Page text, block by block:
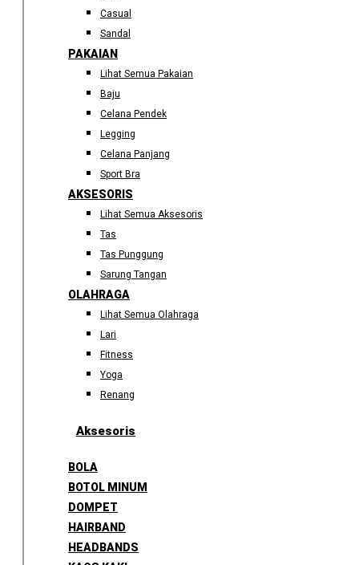
Casual
Sandal
PAKAIAN
Lihat Semua Pakaian
Baju
Celana Pendek
Legging
Celana Panjang
Sport Bra
AKSESORIS
Lihat Semua Aksesoris
Tas
Tas Punggung
Sarung Tangan
OLAHRAGA
Lihat Semua Olahraga
Lari
Fitness
Yoga
Renang
Aksesoris
BOLA
BOTOL MINUM
DOMPET
HAIRBAND
HEADBANDS